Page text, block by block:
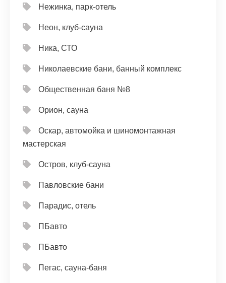
Нежинка, парк-отель
Неон, клуб-сауна
Ника, СТО
Николаевские бани, банный комплекс
Общественная баня №8
Орион, сауна
Оскар, автомойка и шиномонтажная
мастерская
Остров, клуб-сауна
Павловские бани
Парадис, отель
ПБавто
ПБавто
Пегас, сауна-баня